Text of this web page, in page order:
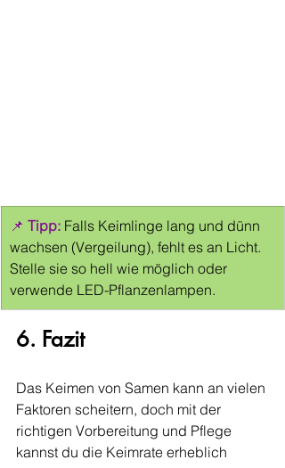
📌 Tipp: Falls Keimlinge lang und dünn
wachsen (Vergeilung), fehlt es an Licht.
Stelle sie so hell wie möglich oder
verwende LED-Pflanzenlampen.
6. Fazit
Das Keimen von Samen kann an vielen
Faktoren scheitern, doch mit der
richtigen Vorbereitung und Pflege
kannst du die Keimrate erheblich